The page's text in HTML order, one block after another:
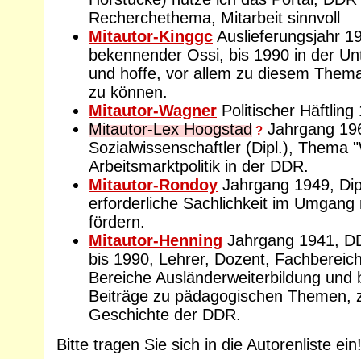
Recherchethema, Mitarbeit sinnvoll
Mitautor-Kinggc Auslieferungsjahr
bekennender Ossi, bis 1990 in der
und hoffe, vor allem zu diesem
zu können.
Mitautor-Wagner Politischer Häftling
Mitautor-Lex Hoogstad ? Jahrgang
Sozialwissenschaftler (Dipl.), Thema
Arbeitsmarktpolitik in der DDR.
Mitautor-Rondoy Jahrgang 1949,
erforderliche Sachlichkeit im
fördern.
Mitautor-Henning Jahrgang 1941,
bis 1990, Lehrer, Dozent,
Bereiche Ausländerweiterbildung und
Beiträge zu pädagogischen Themen,
Geschichte der DDR.
Bitte tragen Sie sich in die Autorenliste ein!